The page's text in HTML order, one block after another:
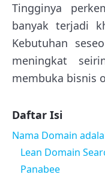
Tingginya
banyak terjadi
Kebutuhan
meningkat
membuka bisnis
Daftar Isi
Nama Domain
Lean Domain
Panabee